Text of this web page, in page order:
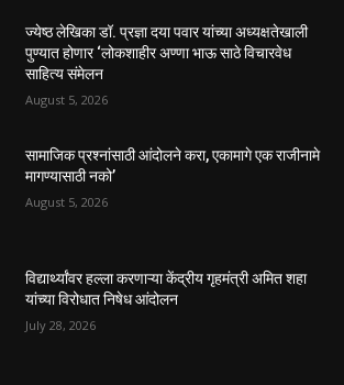
ज्येष्ठ लेखिका डॉ. प्रज्ञा दया पवार यांच्या अध्यक्षतेखाली
पुण्यात होणार ‘लोकशाहीर अण्णा भाऊ साठे विचारवेध
साहित्य संमेलन
August 5, 2026
सामाजिक प्रश्नांसाठी आंदोलने करा, एकामागे एक राजीनामे
मागण्यासाठी नको’
August 5, 2026
विद्यार्थ्यांवर हल्ला करणाऱ्या केंद्रीय गृहमंत्री अमित शहा
यांच्या विरोधात निषेध आंदोलन
July 28, 2026